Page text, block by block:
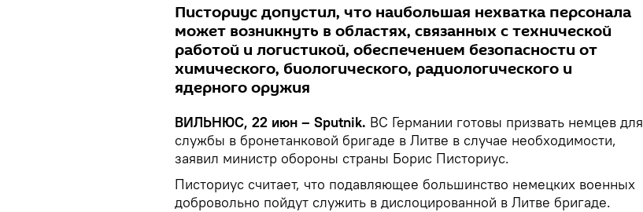
Писториус допустил, что наибольшая нехватка персонала
может возникнуть в областях, связанных с технической
работой и логистикой, обеспечением безопасности от
химического, биологического, радиологического и
ядерного оружия
ВИЛЬНЮС, 22 июн – Sputnik. ВС Германии готовы призвать немцев для
службы в бронетанковой бригаде в Литве в случае необходимости,
заявил министр обороны страны Борис Писториус.
Писториус считает, что подавляющее большинство немецких военных
добровольно пойдут служить в дислоцированной в Литве бригаде.